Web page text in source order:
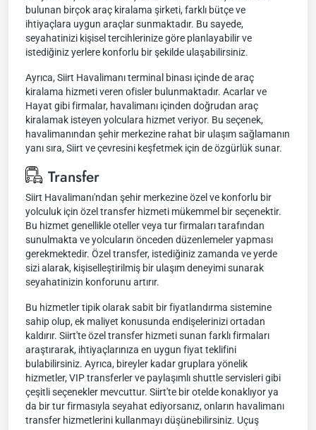
bulunan birçok araç kiralama şirketi, farklı bütçe ve
ihtiyaçlara uygun araçlar sunmaktadır. Bu sayede,
seyahatinizi kişisel tercihlerinize göre planlayabilir ve
istediğiniz yerlere konforlu bir şekilde ulaşabilirsiniz.
Ayrıca, Siirt Havalimanı terminal binası içinde de araç
kiralama hizmeti veren ofisler bulunmaktadır. Acarlar ve
Hayat gibi firmalar, havalimanı içinden doğrudan araç
kiralamak isteyen yolculara hizmet veriyor. Bu seçenek,
havalimanından şehir merkezine rahat bir ulaşım sağlamanın
yanı sıra, Siirt ve çevresini keşfetmek için de özgürlük sunar.
Transfer
Siirt Havalimanı'ndan şehir merkezine özel ve konforlu bir
yolculuk için özel transfer hizmeti mükemmel bir seçenektir.
Bu hizmet genellikle oteller veya tur firmaları tarafından
sunulmakta ve yolcuların önceden düzenlemeler yapması
gerekmektedir. Özel transfer, istediğiniz zamanda ve yerde
sizi alarak, kişiselleştirilmiş bir ulaşım deneyimi sunarak
seyahatinizin konforunu artırır.
Bu hizmetler tipik olarak sabit bir fiyatlandırma sistemine
sahip olup, ek maliyet konusunda endişelerinizi ortadan
kaldırır. Siirt'te özel transfer hizmeti sunan farklı firmaları
araştırarak, ihtiyaçlarınıza en uygun fiyat teklifini
bulabilirsiniz. Ayrıca, bireyler kadar gruplara yönelik
hizmetler, VIP transferler ve paylaşımlı shuttle servisleri gibi
çeşitli seçenekler mevcuttur. Siirt'te bir otelde konaklıyor ya
da bir tur firmasıyla seyahat ediyorsanız, onların havalimanı
transfer hizmetlerini kullanmayı düşünebilirsiniz. Uçuş